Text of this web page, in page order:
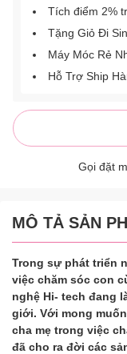
Tích điểm 2%
Tặng Giỏ Đi
Máy Móc Rẻ
Hỗ Trợ Ship
Gọi đặt
MÔ TẢ SẢN
Trong sự phát triển
việc chăm sóc con
nghệ Hi- tech đang
giới. Với mong
cha mẹ trong việc
đã cho ra đời các